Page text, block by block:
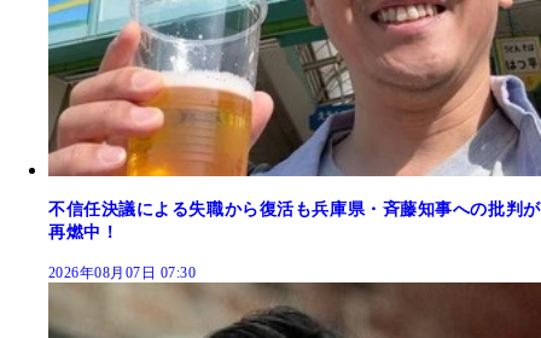
不信任決議による失職から復活も兵庫県・斉藤知事への批判が
再燃中！
2026年08月07日 07:30